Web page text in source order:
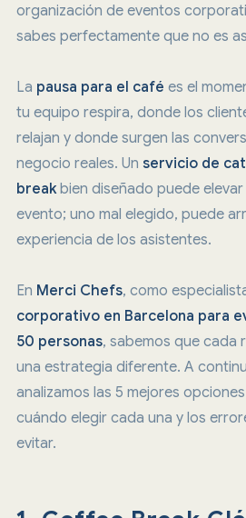
organización de eventos
sabes perfectamente que no es
La pausa para el café es el
tu equipo respira, donde los
relajan y donde surgen las
negocio reales. Un servicio de
breakbien diseñado puede
evento; uno mal elegido, puede
experiencia de los asistentes.
En Merci Chefs, como
corporativo en Barcelona para
50 personas, sabemos que cada
una estrategia diferente. A
analizamos las 5 mejores
cuándo elegir cada una y los
evitar.